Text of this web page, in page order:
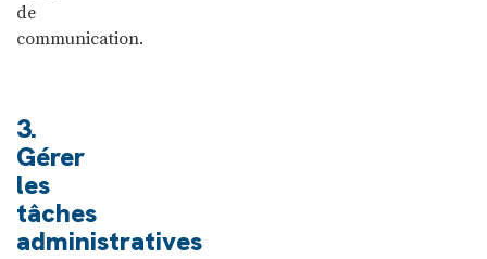
de
communication.
3.
Gérer
les
tâches
administratives